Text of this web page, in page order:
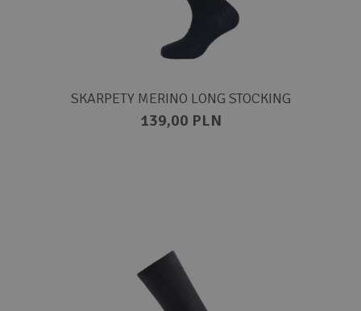
SKARPETY MERINO LONG STOCKING
139,00 PLN